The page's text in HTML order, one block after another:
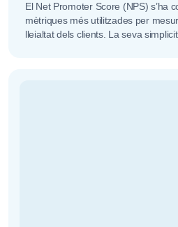
El Net Promoter Score (NPS) s’ha
mètriques més utilitzades per
lleialtat dels clients. La seva